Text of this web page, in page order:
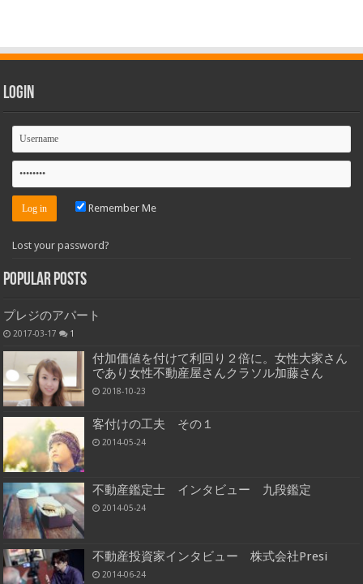
Login
Remember Me
Lost your password?
Popular Posts
プレジのアパート
2017-03-17 1
付加価値を付けて利回り２倍に。女性大家さん
であり女性不動産屋さんクラソル加藤さん
2018-10-23
客付けの工夫 その１
2014-05-24
不動産鑑定士 インタビュー 九段鑑定
2014-05-24
不動産投資家インタビュー 株式会社Presi
2014-06-24